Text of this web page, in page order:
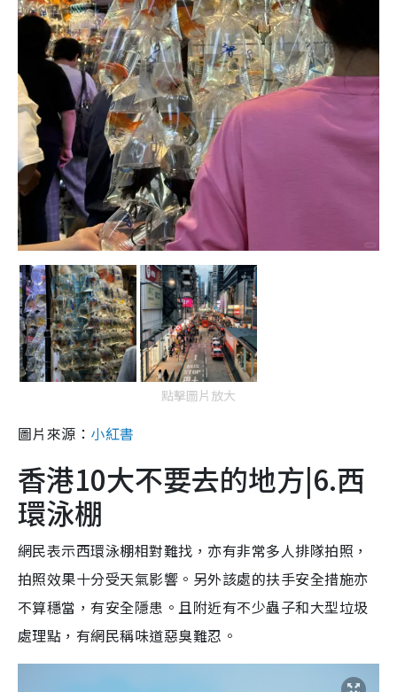
點擊圖片放大
圖片來源： 小紅書
香港10大不要去的地方|6.西
環泳棚
網民表示西環泳棚相對難找，亦有非常多人排隊拍照，
拍照效果十分受天氣影響。另外該處的扶手安全措施亦
不算穩當，有安全隱患。且附近有不少蟲子和大型垃圾
處理點，有網民稱味道惡臭難忍。